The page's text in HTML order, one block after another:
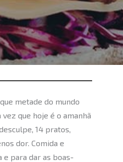
metade do mundo
que hoje é o amanhã
14 pratos,
dor. Comida e
e para dar as boas-